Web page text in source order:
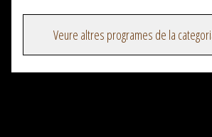
Veure altres programes de la